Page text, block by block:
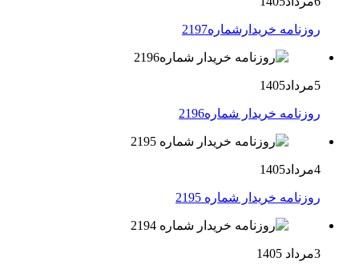
روزنامه خریدارشماره2197
5مرداد1405
روزنامه خریدار شماره2196
4مرداد1405
روزنامه خریدار شماره 2195
3مرداد 1405